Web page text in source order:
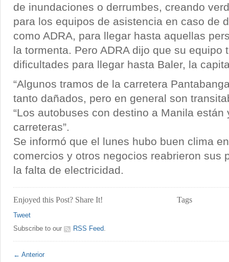
de inundaciones o derrumbes, creando
para los equipos de asistencia en caso de
como ADRA, para llegar hasta aquellas
la tormenta. Pero ADRA dijo que su equipo
dificultades para llegar hasta Baler, la
“Algunos tramos de la carretera
tanto dañados, pero en general son
“Los autobuses con destino a Manila están
carreteras”.
Se informó que el lunes hubo buen clima
comercios y otros negocios reabrieron sus
la falta de electricidad.
Enjoyed this Post? Share It!
Tweet
Subscribe to our
RSS Feed.
Tags
← Anterior